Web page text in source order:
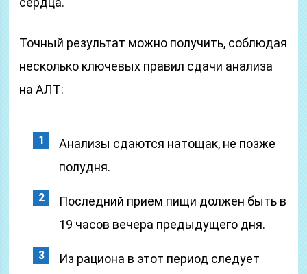
Точный результат можно получить, соблюдая
несколько ключевых правил сдачи анализа
на АЛТ:
Анализы сдаются натощак, не позже
полудня.
Последний прием пищи должен быть в
19 часов вечера предыдущего дня.
Из рациона в этот период следует